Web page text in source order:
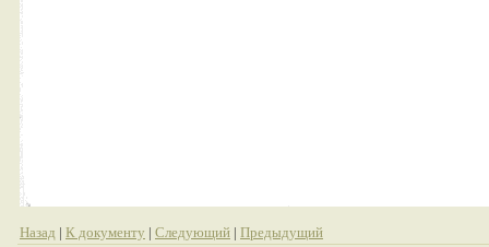
Назад | К документу | Следующий | Предыдущий